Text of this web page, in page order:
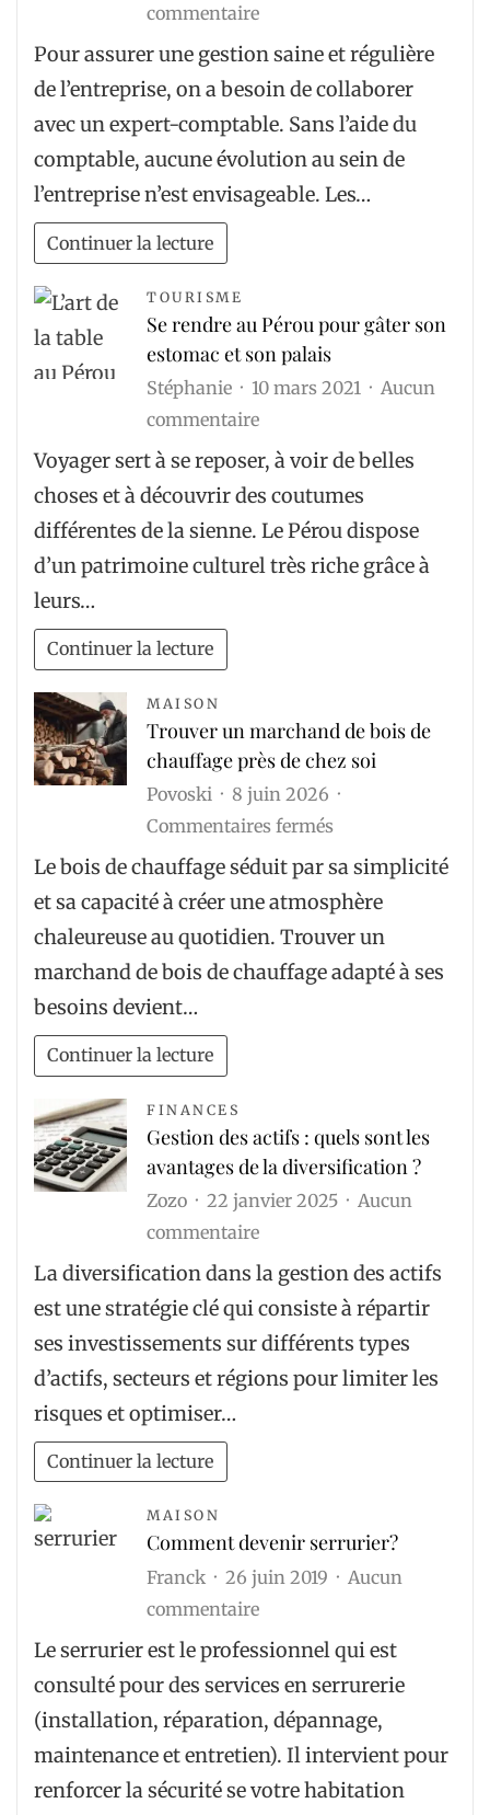
commentairesur
Quelles
sont
missions
d’un
commissaire
une
entreprise
?
Pour assurer une gestion saine et régulière
de l’entreprise, on a besoin de collaborer
avec un expert-comptable. Sans l’aide du
comptable, aucune évolution au sein de
l’entreprise n’est envisageable. Les…
Continuer la lecture
TOURISME
Se rendre au Pérou pour gâter son
estomac et son palais
Stéphanie 10 mars 2021
Aucun
commentairesur
Se
Pérou
pour
son
palais
Voyager sert à se reposer, à voir de belles
choses et à découvrir des coutumes
différentes de la sienne. Le Pérou dispose
d’un patrimoine culturel très riche grâce à
leurs…
Continuer la lecture
MAISON
Trouver un marchand de bois de
chauffage près de chez soi
Povoski
8 juin 2026
Commentaires ferméssur
Trouver
un
marchand
de
bois
chez
soi
Le bois de chauffage séduit par sa simplicité
et sa capacité à créer une atmosphère
chaleureuse au quotidien. Trouver un
marchand de bois de chauffage adapté à ses
besoins devient…
Continuer la lecture
FINANCES
Gestion des actifs : quels sont les
avantages de la diversification ?
Zozo 22 janvier 2025
Aucun
commentairesur
Gestion
quels
la
diversification
?
La diversification dans la gestion des actifs
est une stratégie clé qui consiste à répartir
ses investissements sur différents types
d’actifs, secteurs et régions pour limiter les
risques et optimiser…
Continuer la lecture
MAISON
Comment devenir serrurier?
Franck 26 juin 2019
Aucun
commentairesur
Comment
Le serrurier est le professionnel qui est
consulté pour des services en serrurerie
(installation, réparation, dépannage,
maintenance et entretien). Il intervient pour
renforcer la sécurité se votre habitation